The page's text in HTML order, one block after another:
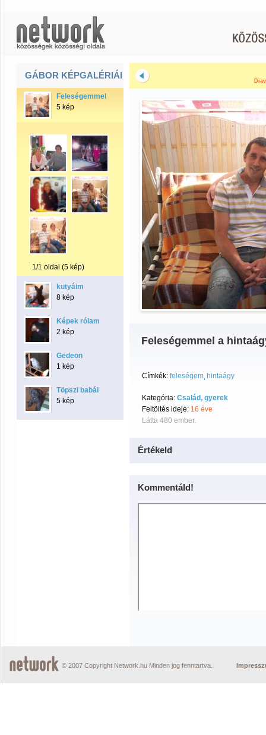
GÁBOR KÉPGALÉRIÁI
Feleségemmel
5 kép
1/1 oldal (5 kép)
kutyáim
8 kép
Képek rólam
2 kép
Gedeon
1 kép
Töpszi babái
5 kép
Feleségemmel a
Címkék: feleségem hintaágy
Kategória: Család, gyerek
Feltöltés ideje: 16 éve
Látta 480 ember.
Értékeld
Kommentáld!
© 2007 Copyright Network.hu Minden jog fenntartva.